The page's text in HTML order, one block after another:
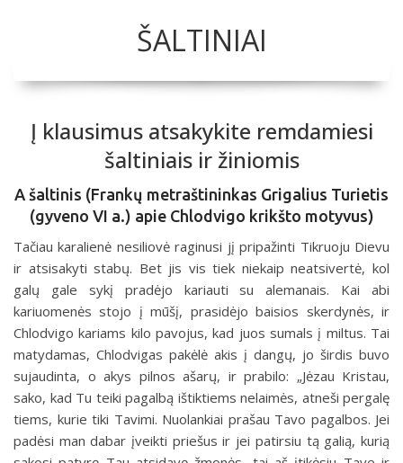
ŠALTINIAI
Į klausimus atsakykite remdamiesi
šaltiniais ir žiniomis
A šaltinis (Frankų metraštininkas Grigalius Turietis
(gyveno VI a.) apie Chlodvigo krikšto motyvus)
Tačiau karalienė nesiliovė raginusi jį pripažinti Tikruoju Dievu
ir atsisakyti stabų. Bet jis vis tiek niekaip neatsivertė, kol
galų gale sykį pradėjo kariauti su alemanais. Kai abi
kariuomenės stojo į mūšį, prasidėjo baisios skerdynės, ir
Chlodvigo kariams kilo pavojus, kad juos sumals į miltus. Tai
matydamas, Chlodvigas pakėlė akis į dangų, jo širdis buvo
sujaudinta, o akys pilnos ašarų, ir prabilo: „Jėzau Kristau,
sako, kad Tu teiki pagalbą ištiktiems nelaimės, atneši pergalę
tiems, kurie tiki Tavimi. Nuolankiai prašau Tavo pagalbos. Jei
padėsi man dabar įveikti priešus ir jei patirsiu tą galią, kurią